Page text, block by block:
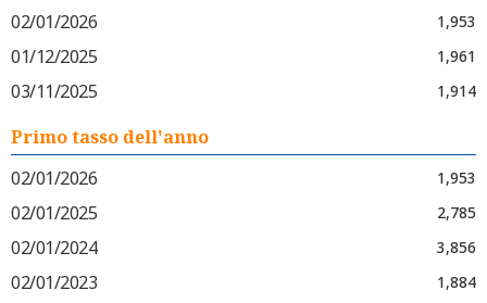
02/01/2026 1,953
01/12/2025 1,961
03/11/2025 1,914
Primo tasso dell'anno
02/01/2026
1,953
02/01/2025 2,785
02/01/2024 3,856
02/01/2023 1,884